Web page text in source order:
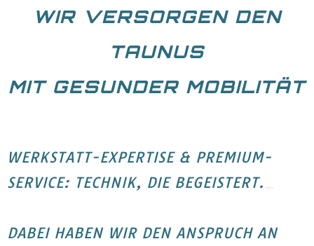
WIR VERSORGEN DEN
TAUNUS
MIT GESUNDER MOBILITÄT
WERKSTATT-EXPERTISE & PREMIUM-
SERVICE: TECHNIK, DIE BEGEISTERT.
DABEI HABEN WIR DEN ANSPRUCH AN